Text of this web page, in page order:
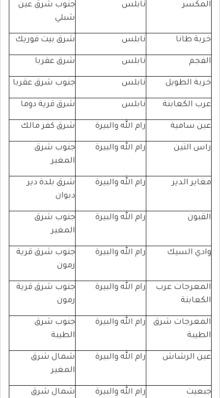
جنوب شرق عين
نابلس شرق بيت فوريك
شرق عقربا
نابلس جنوب شرق عقربا
نابلس شرق قرية دوما
رام الله والبيرة شرق كفر مالك
رام الله والبيرة
جنوب شرق
رام الله والبيرة
شرق بلدة دير
رام الله والبيرة
جنوب شرق
رام الله والبيرة
جنوب شرق قرية
عرب
رام الله والبيرة
جنوب شرق قرية
شرق
رام الله والبيرة
جنوب شرق
رام الله والبيرة
شمال شرق
رام الله والبيرة
شمال شرق